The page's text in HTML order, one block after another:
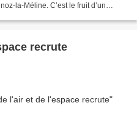
la-Méline. C’est le fruit d’un
recrute